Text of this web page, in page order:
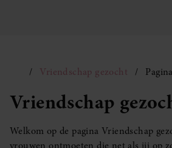
Vriendschap gezocht
Vriendschap
Welkom op de pagina Vriendschap